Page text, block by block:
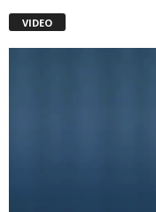
VIDEO